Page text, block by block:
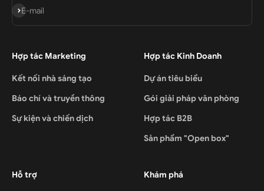
E-mail
Đăng ký
Hợp tác Marketing
Kết nối nhà sáng tạo
Báo chí và truyền thông
Sự kiện và chiến dịch
Hợp tác Kinh Doanh
Dự án tiêu biểu
Gói giải pháp văn phòng
Hợp tác B2B
Sản phẩm "Open box"
Hỗ trợ Khám phá